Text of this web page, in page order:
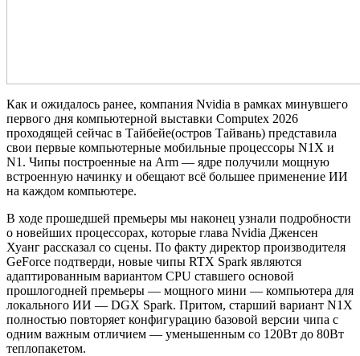
Как и ожидалось ранее, компания Nvidia в рамках минувшего
первого дня компьютерной выставки Computex 2026
проходящей сейчас в Тайбейе(остров Тайвань) представила
свои первые компьютерные мобильные процессоры N1X и
N1. Чипы построенные на Arm — ядре получили мощную
встроенную начинку и обещают всё большее применение ИИ
на каждом компьютере.
В ходе прошедшей премьеры мы наконец узнали подробности
о новейших процессорах, которые глава Nvidia Дженсен
Хуанг рассказал со сцены. По факту директор производителя
GeForce подтверди, новые чипы RTX Spark являются
адаптированным вариантом CPU ставшего основой
прошлогодней премьеры — мощного мини — компьютера для
локального ИИ — DGX Spark. Притом, старший вариант N1X
полностью повторяет конфигурацию базовой версии чипа с
одним важным отличием — уменьшенным со 120Вт до 80Вт
теплопакетом.